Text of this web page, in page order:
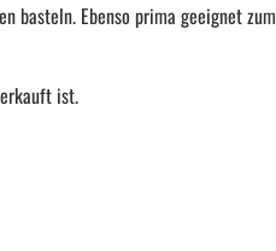
basteln. Ebenso prima geeignet zum
ist.